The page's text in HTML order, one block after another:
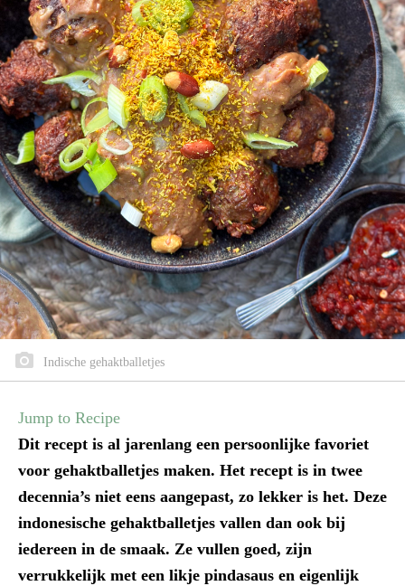
Indische gehaktballetjes
Jump to Recipe
Dit recept is al jarenlang een persoonlijke favoriet
voor gehaktballetjes maken. Het recept is in twee
decennia’s niet eens aangepast, zo lekker is het. Deze
indonesische gehaktballetjes vallen dan ook bij
iedereen in de smaak. Ze vullen goed, zijn
verrukkelijk met een likje pindasaus en eigenlijk